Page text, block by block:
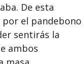
De esta
por el pandebono
sentirás la
ambos